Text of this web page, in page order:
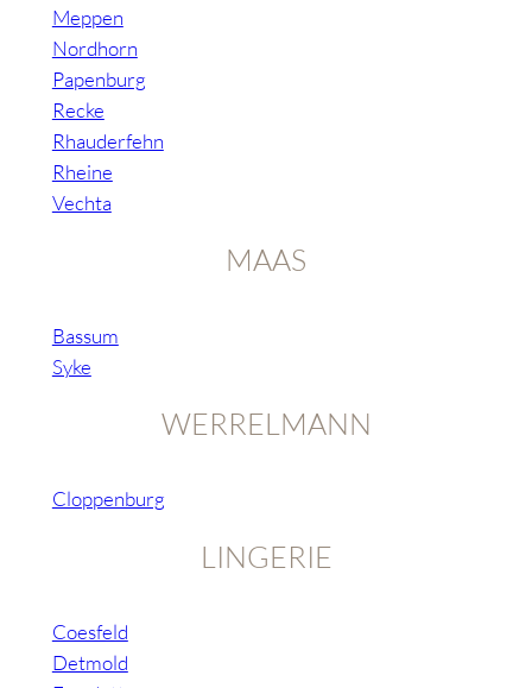
Meppen
Nordhorn
Papenburg
Recke
Rhauderfehn
Rheine
Vechta
MAAS
Bassum
Syke
WERRELMANN
Cloppenburg
LINGERIE
Coesfeld
Detmold